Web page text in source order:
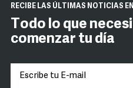
RECIBE LAS ÚLTIMAS NOTICIAS
Todo lo que
comenzar tu día